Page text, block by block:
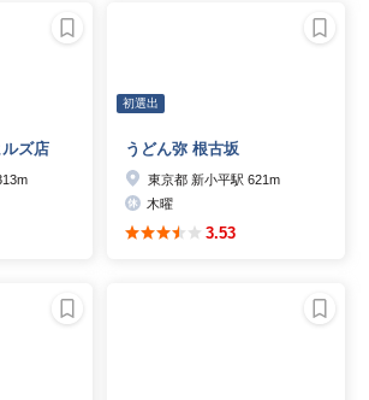
ズ店
初選出
うどん弥 根古坂
東京都 新小平駅 621m
木曜
3.53